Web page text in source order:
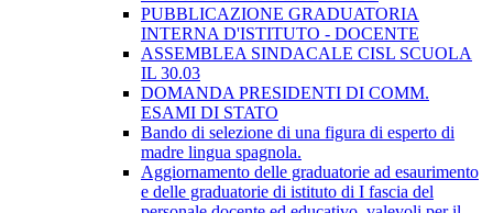
PUBBLICAZIONE GRADUATORIA
INTERNA D'ISTITUTO - DOCENTE
ASSEMBLEA SINDACALE CISL SCUOLA
IL 30.03
DOMANDA PRESIDENTI DI COMM.
ESAMI DI STATO
Bando di selezione di una figura di esperto di
madre lingua spagnola.
Aggiornamento delle graduatorie ad esaurimento
e delle graduatorie di istituto di I fascia del